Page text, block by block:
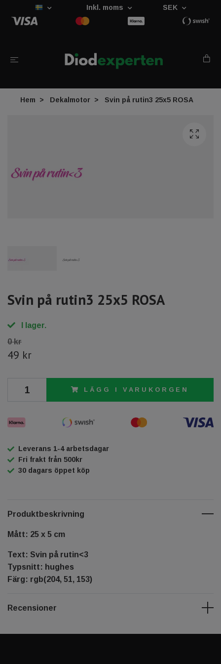
Inkl. moms SEK
Hem Dekalmotor Svin på rutin3 25x5 ROSA
Svin på rutin3 25x5 ROSA
I lager.
0 kr
49 kr
LÄGG I VARUKORGEN
Leverans 1-4 arbetsdagar
Fri frakt från 500kr
30 dagars öppet köp
Produktbeskrivning
Mått: 25 x 5 cm
Text: Svin på rutin<3
Typsnitt: hughes
Färg: rgb(204, 51, 153)
Recensioner